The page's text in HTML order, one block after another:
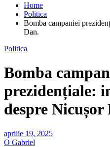
Home
Politica
Bomba campaniei
Dan.
Politica
Bomba
prezidențiale:
despre Nicușor
aprilie 19, 2025
O Gabriel